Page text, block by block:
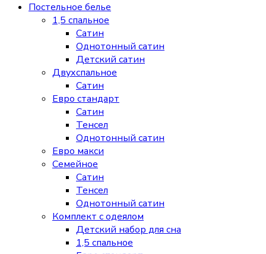
Постельное белье
1,5 спальное
Сатин
Однотонный сатин
Детский сатин
Двухспальное
Сатин
Евро стандарт
Сатин
Тенсел
Однотонный сатин
Евро макси
Семейное
Сатин
Тенсел
Однотонный сатин
Комплект с одеялом
Детский набор для сна
1,5 спальное